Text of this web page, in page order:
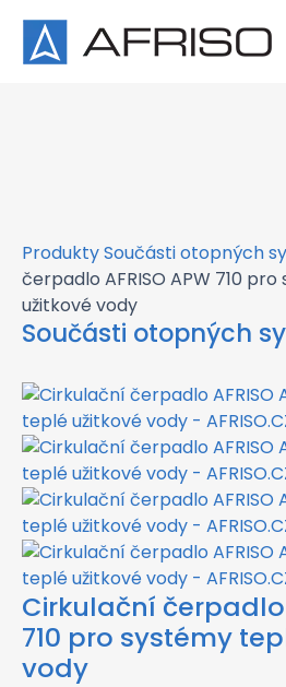
×
ProduktySoučásti otopných
čerpadlo AFRISO APW 710
užitkové vody
Součásti otopných
Cirkulační čerpadlo
710 pro systémy
vody